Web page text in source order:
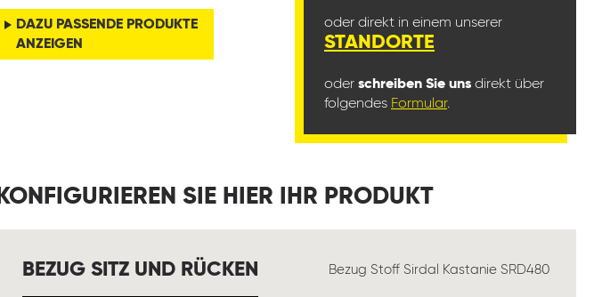
DAZU PASSENDE PRODUKTE
ANZEIGEN
oder direkt in einem unserer
STANDORTE
oder schreiben Sie uns direkt über
folgendes Formular.
KONFIGURIEREN SIE HIER IHR PRODUKT
BEZUG SITZ UND RÜCKEN AUSWÄHLENBezug Stoff Sirdal Kastanie SRD480